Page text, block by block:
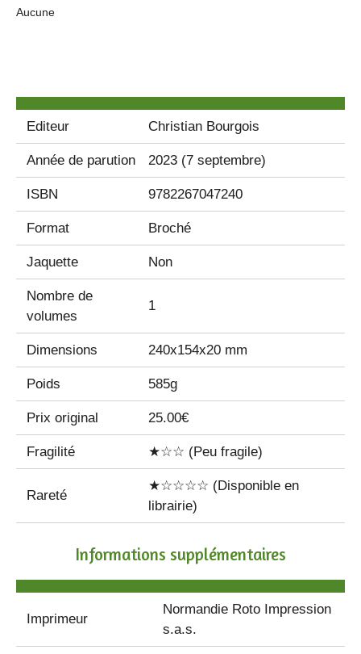
Aucune
Editeur Christian Bourgois
Année de parution 2023 (7 septembre)
ISBN 9782267047240
Format Broché
Jaquette Non
Nombre de
volumes
1
Dimensions 240x154x20 mm
Poids 585g
Prix original 25.00€
Fragilité ★☆☆ (Peu fragile)
Rareté
★☆☆☆☆ (Disponible en
librairie)
Informations supplémentaires
Imprimeur
Normandie Roto Impression
s.a.s.